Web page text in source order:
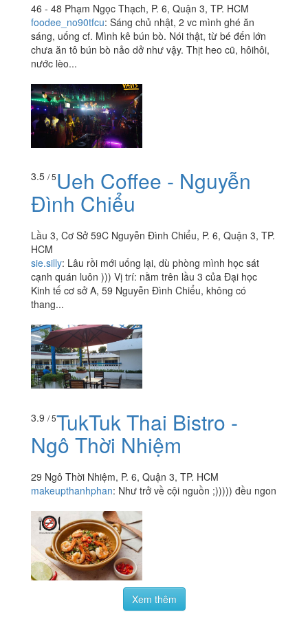
46 - 48 Phạm Ngọc Thạch, P. 6, Quận 3, TP. HCM
foodee_no90tfcu: Sáng chủ nhật, 2 vc mình ghé ăn
sáng, uống cf. Mình kê bún bò. Nói thật, từ bé đến lớn
chưa ăn tô bún bò nảo dở như vậy. Thịt heo cũ, hôihôi,
nước lèo...
3.5 / 5Ueh Coffee - Nguyễn
Đình Chiểu
Lầu 3, Cơ Sở 59C Nguyễn Đình Chiểu, P. 6, Quận 3, TP.
HCM
sie.silly: Lâu rồi mới uống lại, dù phòng mình học sát
cạnh quán luôn ))) Vị trí: nằm trên lầu 3 của Đại học
Kinh tế cơ sở A, 59 Nguyễn Đình Chiểu, không có
thang...
3.9 / 5TukTuk Thai Bistro -
Ngô Thời Nhiệm
29 Ngô Thời Nhiệm, P. 6, Quận 3, TP. HCM
makeupthanhphan: Như trở về cội nguồn ;))))) đều ngon
Xem thêm